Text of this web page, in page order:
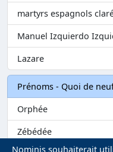
martyrs espagnols
Manuel Izquierdo
Lazare
Prénoms - Quoi de
Orphée
Zébédée
Nominis souhaiterait